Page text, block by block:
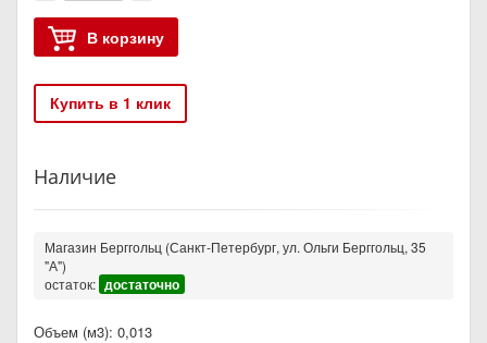
В корзину
Купить в 1 клик
Наличие
Магазин Берггольц (Санкт-Петербург, ул. Ольги Берггольц, 35
"А")
остаток: достаточно
Объем (м3): 0,013